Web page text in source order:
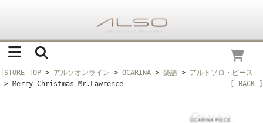
STORE TOP > アルソオンライン > OCARINA > 楽譜 > アルトソロ・ピース
> Merry Christmas Mr.Lawrence
[ BACK ]